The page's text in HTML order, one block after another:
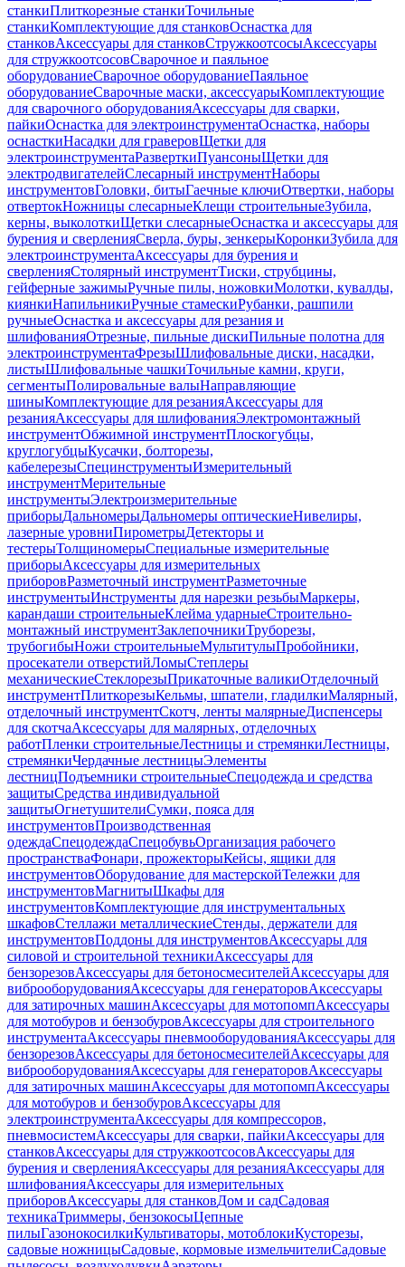
станкиПлиткорезные станкиТочильные
станкиКомплектующие для станковОснастка для
станковАксессуары для станковСтружкоотсосыАксессуары
для стружкоотсосовСварочное и паяльное
оборудованиеСварочное оборудованиеПаяльное
оборудованиеСварочные маски, аксессуарыКомплектующие
для сварочного оборудованияАксессуары для сварки,
пайкиОснастка для электроинструментаОснастка, наборы
оснасткиНасадки для граверовЩетки для
электроинструментаРазверткиПуансоныЩетки для
электродвигателейСлесарный инструментНаборы
инструментовГоловки, битыГаечные ключиОтвертки, наборы
отвертокНожницы слесарныеКлещи строительныеЗубила,
керны, выколоткиЩетки слесарныеОснастка и аксессуары для
бурения и сверленияСверла, буры, зенкерыКоронкиЗубила для
электроинструментаАксессуары для бурения и
сверленияСтолярный инструментТиски, струбцины,
гейферные зажимыРучные пилы, ножовкиМолотки, кувалды,
киянкиНапильникиРучные стамескиРубанки, рашпили
ручныеОснастка и аксессуары для резания и
шлифованияОтрезные, пильные дискиПильные полотна для
электроинструментаФрезыШлифовальные диски, насадки,
листыШлифовальные чашкиТочильные камни, круги,
сегментыПолировальные валыНаправляющие
шиныКомплектующие для резанияАксессуары для
резанияАксессуары для шлифованияЭлектромонтажный
инструментОбжимной инструментПлоскогубцы,
круглогубцыКусачки, болторезы,
кабелерезыСпецинструментыИзмерительный
инструментМерительные
инструментыЭлектроизмерительные
приборыДальномерыДальномеры оптическиеНивелиры,
лазерные уровниПирометрыДетекторы и
тестерыТолщиномерыСпециальные измерительные
приборыАксессуары для измерительных
приборовРазметочный инструментРазметочные
инструментыИнструменты для нарезки резьбыМаркеры,
карандаши строительныеКлейма ударныеСтроительно-
монтажный инструментЗаклепочникиТруборезы,
трубогибыНожи строительныеМультитулыПробойники,
просекатели отверстийЛомыСтеплеры
механическиеСтеклорезыПрикаточные валикиОтделочный
инструментПлиткорезыКельмы, шпатели, гладилкиМалярный,
отделочный инструментСкотч, ленты малярныеДиспенсеры
для скотчаАксессуары для малярных, отделочных
работПленки строительныеЛестницы и стремянкиЛестницы,
стремянкиЧердачные лестницыЭлементы
лестницПодъемники строительныеСпецодежда и средства
защитыСредства индивидуальной
защитыОгнетушителиСумки, пояса для
инструментовПроизводственная
одеждаСпецодеждаСпецобувьОрганизация рабочего
пространстваФонари, прожекторыКейсы, ящики для
инструментовОборудование для мастерскойТележки для
инструментовМагнитыШкафы для
инструментовКомплектующие для инструментальных
шкафовСтеллажи металлическиеСтенды, держатели для
инструментовПоддоны для инструментовАксессуары для
силовой и строительной техникиАксессуары для
бензорезовАксессуары для бетоносмесителейАксессуары для
виброоборудованияАксессуары для генераторовАксессуары
для затирочных машинАксессуары для мотопомпАксессуары
для мотобуров и бензобуровАксессуары для строительного
инструментаАксессуары пневмооборудованияАксессуары для
бензорезовАксессуары для бетоносмесителейАксессуары для
виброоборудованияАксессуары для генераторовАксессуары
для затирочных машинАксессуары для мотопомпАксессуары
для мотобуров и бензобуровАксессуары для
электроинструментаАксессуары для компрессоров,
пневмосистемАксессуары для сварки, пайкиАксессуары для
станковАксессуары для стружкоотсосовАксессуары для
бурения и сверленияАксессуары для резанияАксессуары для
шлифованияАксессуары для измерительных
приборовАксессуары для станковДом и садСадовая
техникаТриммеры, бензокосыЦепные
пилыГазонокосилкиКультиваторы, мотоблокиКусторезы,
садовые ножницыСадовые, кормовые измельчителиСадовые